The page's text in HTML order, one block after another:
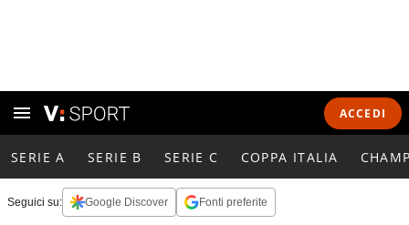
ACCEDI
SERIE A SERIE B SERIE C COPPA ITALIA
Seguici su: Google Discover Fonti preferite